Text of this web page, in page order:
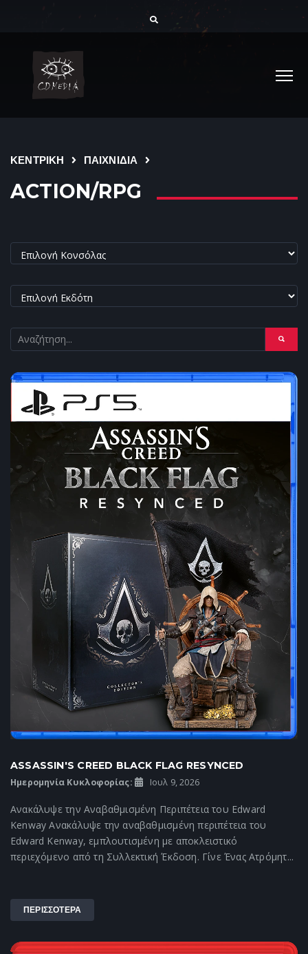
ΚΕΝΤΡΙΚΗ ΠΑΙΧΝΙΔΙΑ
ACTION/RPG
ASSASSIN'S CREED BLACK FLAG RESYNCED
Ημερομηνία Κυκλοφορίας: Ιουλ 9, 2026
Ανακάλυψε την Αναβαθμισμένη Περιπέτεια του Edward
Kenway Ανακάλυψε την αναβαθμισμένη περιπέτεια του
Edward Kenway, εμπλουτισμένη με αποκλειστικό
περιεχόμενο από τη Συλλεκτική Έκδοση. Γίνε Ένας Ατρόμητ...
ΠΕΡΙΣΣΟΤΕΡΑ